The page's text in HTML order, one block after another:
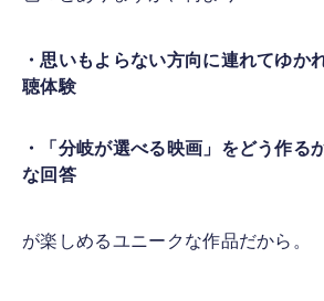
・思いもよらない方向に連れてゆか
聴体験
・「分岐が選べる映画」をどう作る
な回答
が楽しめるユニークな作品だから。